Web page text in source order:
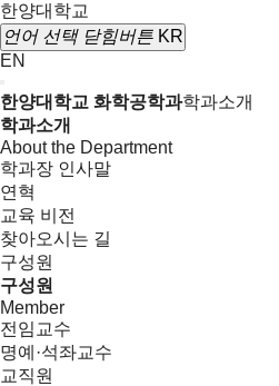
한양대학교
언어 선택 닫힘버튼 KR
EN
한양대학교 화학공학과학과소개
학과소개
About the Department
학과장 인사말
연혁
교육 비전
찾아오시는 길
구성원
구성원
Member
전임교수
명예·석좌교수
교직원